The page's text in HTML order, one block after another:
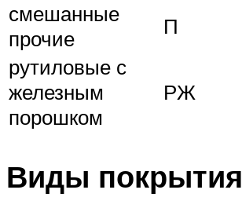
смешанные
прочие
П
рутиловые с
железным
порошком
РЖ
Виды покрытия